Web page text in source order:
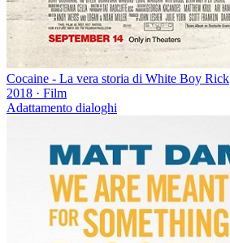
Cocaine - La vera storia di White Boy Rick
2018 · Film
Adattamento dialoghi